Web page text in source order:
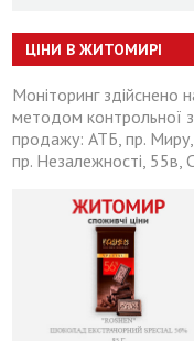
ЦІНИ В ЖИТОМИРІ
Моніторинг здійснено
методом контрольної
продажу: АТБ, пр.
пр. Незалежності, 55в,